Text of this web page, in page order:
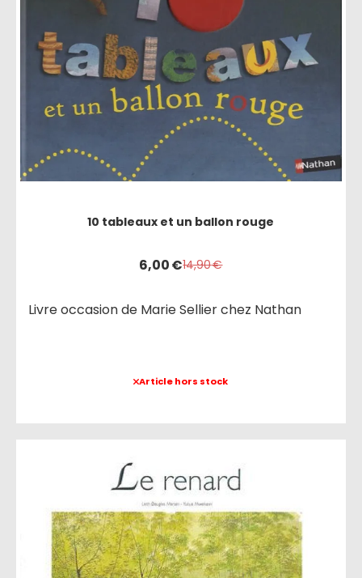
10 tableaux et un ballon rouge
6,00€14,90€
Livre occasion de Marie Sellier chez Nathan
Article hors stock